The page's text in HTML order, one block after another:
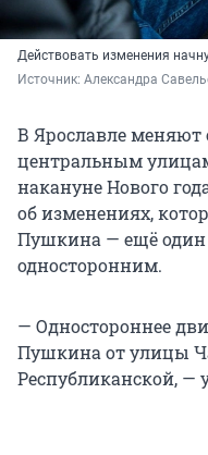
Действовать изменения
Источник: Александра
В Ярославле
центральным
накануне Нового
об изменениях,
Пушкина — ещё один
односторонним.
— Одностороннее
Пушкина от улицы
Республиканской, —